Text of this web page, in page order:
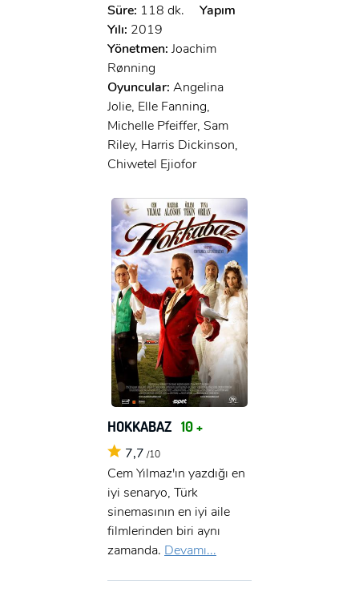
GIRIŞ YAP
E-Posta:
Şifre:
Beni Hatırla Şifremi Unuttum ?
GIRIŞ
ÜYE OL
Ad Soyad:
E-Posta:
ÜYE OL
GIRIŞ
Süre: 118 dk.
Yapım
Yılı: 2019
Yönetmen: Joachim
Rønning
Oyuncular: Angelina
Jolie, Elle Fanning,
Michelle Pfeiffer, Sam
Riley, Harris Dickinson,
Chiwetel Ejiofor
HOKKABAZ 10 +
7,7 /10
Cem Yılmaz'ın yazdığı en
iyi senaryo, Türk
sinemasının en iyi aile
filmlerinden biri aynı
zamanda. Devamı...